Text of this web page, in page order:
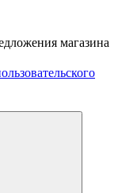
магазина